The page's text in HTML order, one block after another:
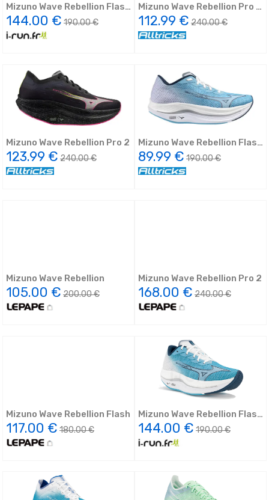
Mizuno Wave Rebellion Flash
2
144.00 € 190.00 €
Mizuno Wave Rebellion Pro 2
F
112.99 € 240.00 €
Mizuno Wave Rebellion Pro 2
123.99 € 240.00 €
Mizuno Wave Rebellion Flash
2 F
89.99 € 190.00 €
Mizuno Wave Rebellion
105.00 € 200.00 €
Mizuno Wave Rebellion Pro 2
168.00 € 240.00 €
Mizuno Wave Rebellion Flash
117.00 € 180.00 €
Mizuno Wave Rebellion Flash
2 W
144.00 € 190.00 €